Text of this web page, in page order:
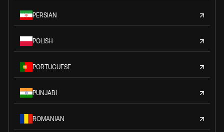
PERSIAN
POLISH
PORTUGUESE
PUNJABI
ROMANIAN